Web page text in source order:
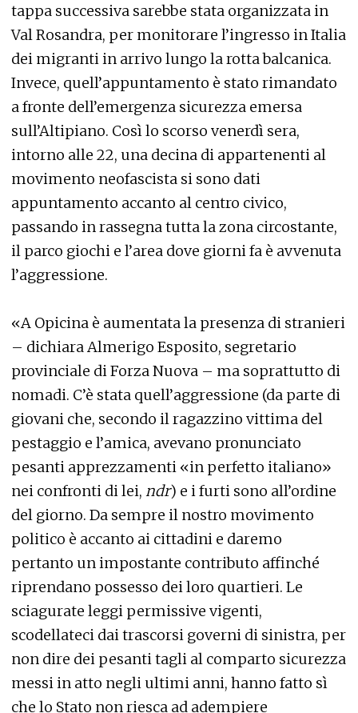
tappa successiva sarebbe stata organizzata in
Val Rosandra, per monitorare l’ingresso in Italia
dei migranti in arrivo lungo la rotta balcanica.
Invece, quell’appuntamento è stato rimandato
a fronte dell’emergenza sicurezza emersa
sull’Altipiano. Così lo scorso venerdì sera,
intorno alle 22, una decina di appartenenti al
movimento neofascista si sono dati
appuntamento accanto al centro civico,
passando in rassegna tutta la zona circostante,
il parco giochi e l’area dove giorni fa è avvenuta
l’aggressione.
«A Opicina è aumentata la presenza di stranieri
– dichiara Almerigo Esposito, segretario
provinciale di Forza Nuova – ma soprattutto di
nomadi. C’è stata quell’aggressione (da parte di
giovani che, secondo il ragazzino vittima del
pestaggio e l’amica, avevano pronunciato
pesanti apprezzamenti «in perfetto italiano»
nei confronti di lei, ndr) e i furti sono all’ordine
del giorno. Da sempre il nostro movimento
politico è accanto ai cittadini e daremo
pertanto un impostante contributo affinché
riprendano possesso dei loro quartieri. Le
sciagurate leggi permissive vigenti,
scodellateci dai trascorsi governi di sinistra, per
non dire dei pesanti tagli al comparto sicurezza
messi in atto negli ultimi anni, hanno fatto sì
che lo Stato non riesca ad adempiere